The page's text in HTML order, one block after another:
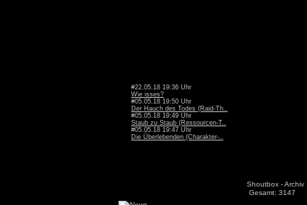
#22.05.18 19:36 Uhr
Wie isses?
#05.05.18 19:50 Uhr
Der Hauch des Todes (Raid-Th..
#05.05.18 19:49 Uhr
Staub zu Staub (Ressourcen-T..
#05.05.18 19:47 Uhr
Die Überlebenden (Charakter-..
Shoutbox - Archiv
Gesamt: 3147